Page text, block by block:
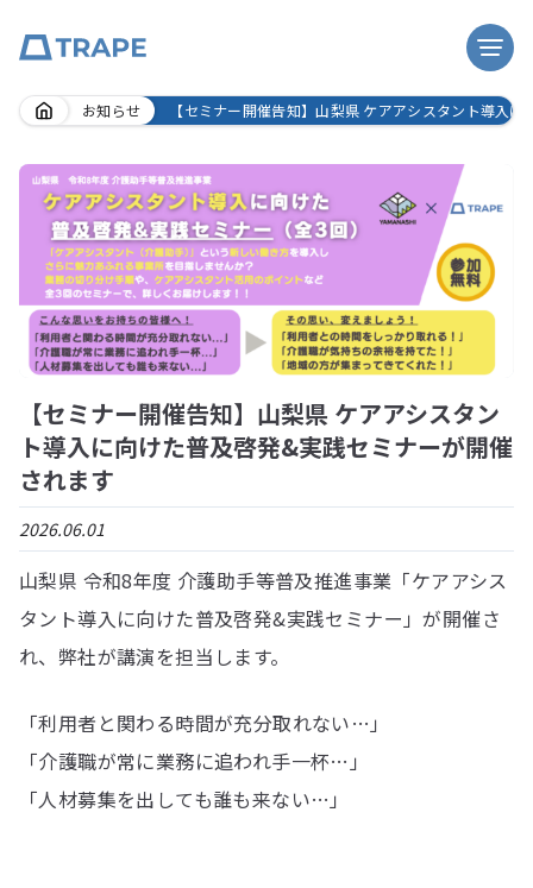
Skip
content
お知らせ 【セミナー開催告知】山梨県 ケアアシスタント導入
【セミナー開催告知】山梨県 ケアアシスタン
ト導入に向けた普及啓発&実践セミナーが開催
されます
2026.06.01
山梨県 令和8年度 介護助手等普及推進事業「ケアアシス
タント導入に向けた普及啓発&実践セミナー」が開催さ
れ、弊社が講演を担当します。
「利用者と関わる時間が充分取れない…」
「介護職が常に業務に追われ手一杯…」
「人材募集を出しても誰も来ない…」